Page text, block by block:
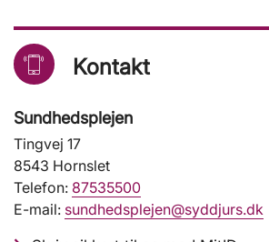
Kontakt
Sundhedsplejen
Tingvej 17
8543 Hornslet
Telefon: 87535500
E-mail: sundhedsplejen@syddjurs.dk